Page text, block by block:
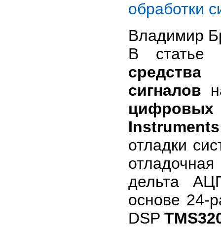
обработки
Владимир
В статье
средства
сигналов
Instruments
отладки
дельта
основе 24-
DSP